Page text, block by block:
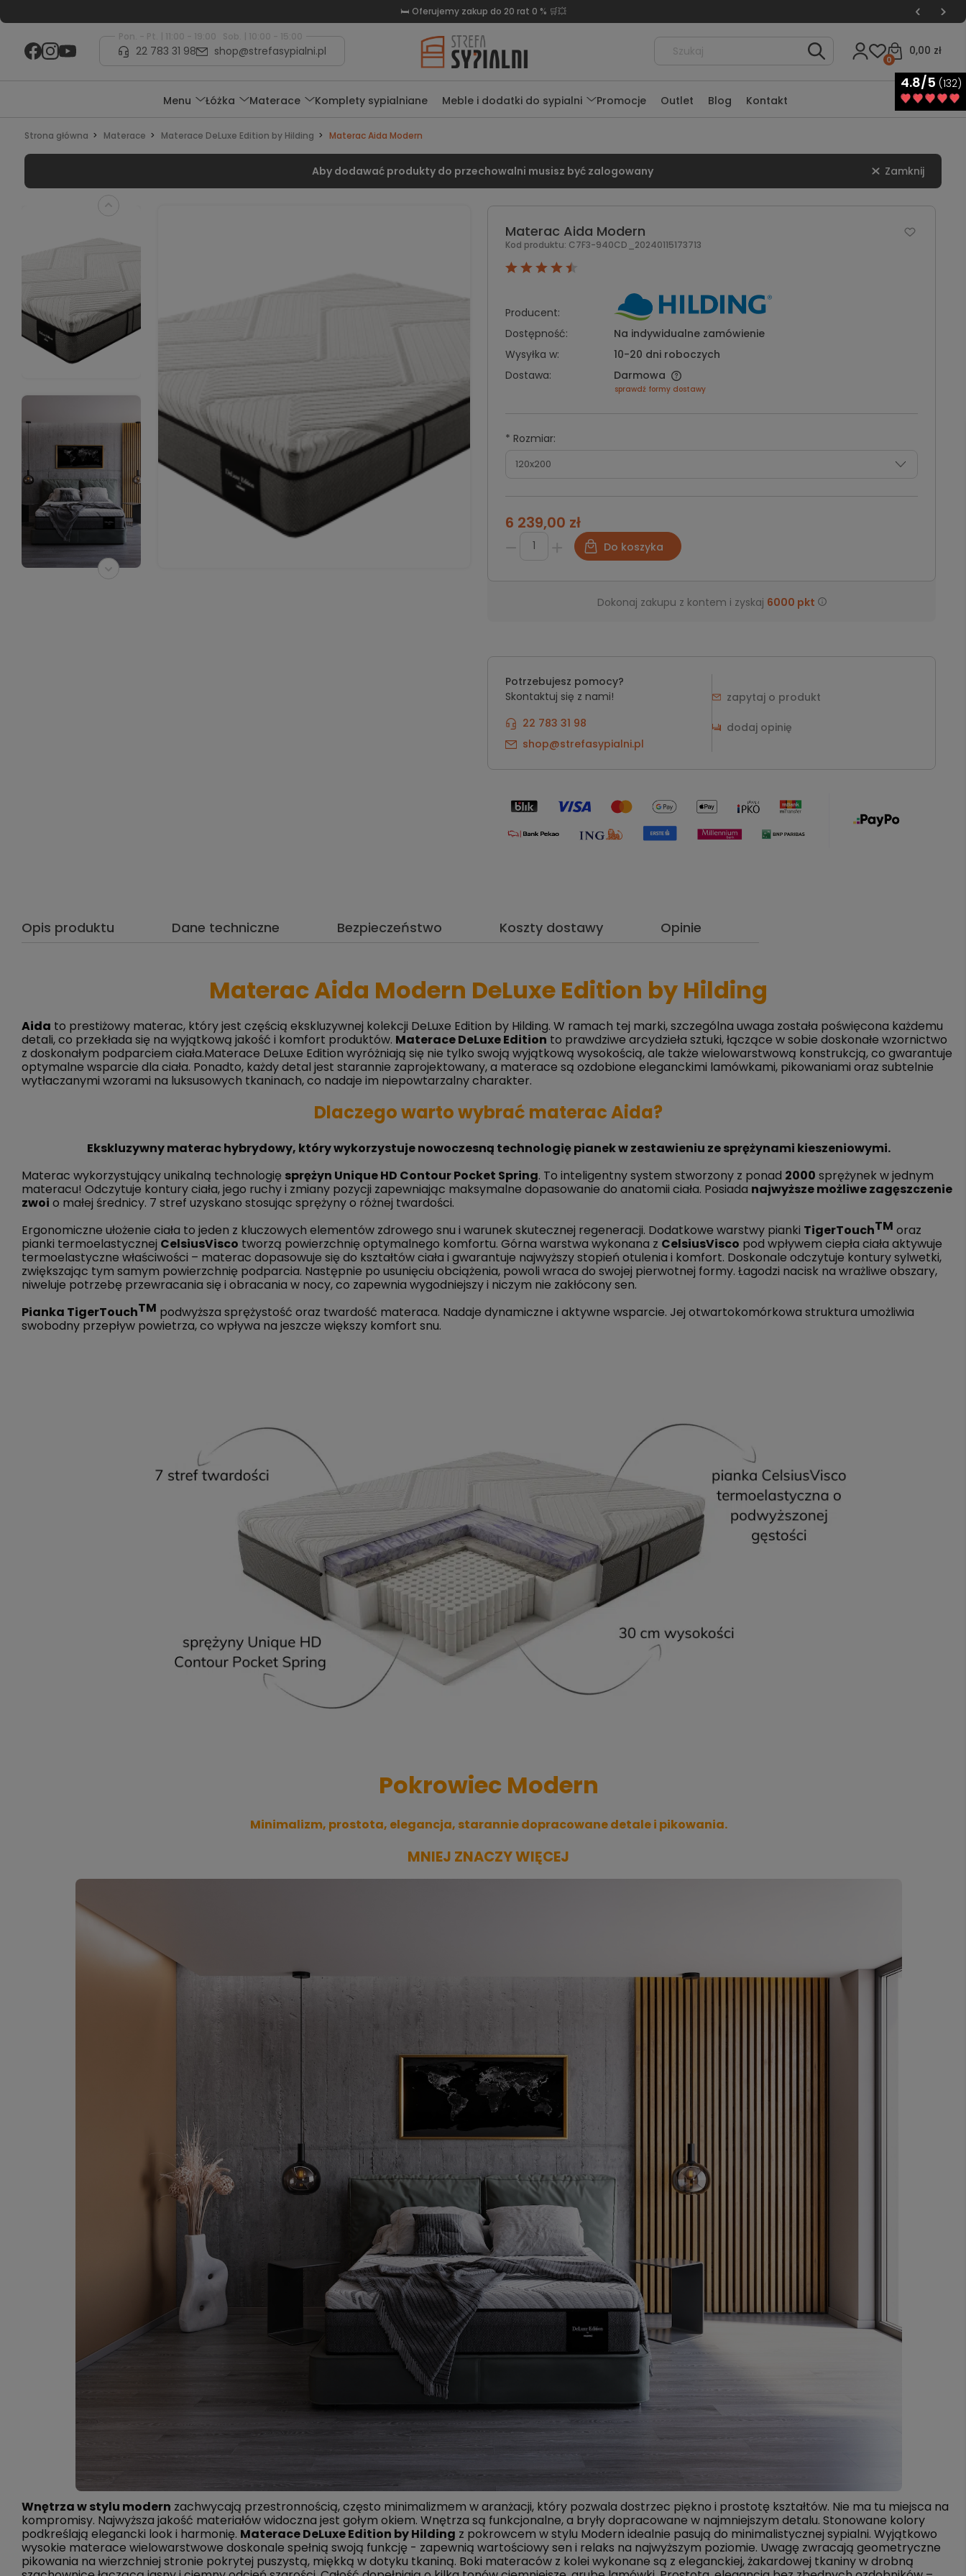
🛏️ Oferujemy zakup do 20 rat 0 % 🛒💥
Pon. - Pt. | 11:00 - 19:00 Sob. | 10:00 - 15:00
22 783 31 98 shop@strefasypialni.pl 0,00 zł
0
Menu Łóżka Materace Komplety sypialniane Meble i dodatki do sypialni Promocje Outlet Blog Kontakt
Strona główna Materace Materace DeLuxe Edition by Hilding Materac Aida Modern
Zamknij
Aby dodawać produkty do przechowalni musisz być zalogowany
Materac Aida Modern
Kod produktu: C7F3-940CD_20240115173713
Producent:
Dostępność:
Na indywidualne zamówienie
Wysyłka w:
10-20 dni roboczych
Dostawa:
Darmowa
sprawdź formy dostawy
* Rozmiar:
6 239,00 zł
Do koszyka
Dokonaj zakupu z kontem i zyskaj 6000 pkt
Potrzebujesz pomocy?
Skontaktuj się z nami!
22 783 31 98
shop@strefasypialni.pl
zapytaj o produkt
dodaj opinię
Opis produktu Dane techniczne Bezpieczeństwo Koszty dostawy Opinie
Materac Aida Modern DeLuxe Edition by Hilding
Aida to prestiżowy materac, który jest częścią ekskluzywnej kolekcji DeLuxe Edition by Hilding. W ramach tej marki, szczególna uwaga została poświęcona każdemu
detali, co przekłada się na wyjątkową jakość i komfort produktów. Materace DeLuxe Edition to prawdziwe arcydzieła sztuki, łączące w sobie doskonałe wzornictwo
z doskonałym podparciem ciała.Materace DeLuxe Edition wyróżniają się nie tylko swoją wyjątkową wysokością, ale także wielowarstwową konstrukcją, co gwarantuje
optymalne wsparcie dla ciała. Ponadto, każdy detal jest starannie zaprojektowany, a materace są ozdobione eleganckimi lamówkami, pikowaniami oraz subtelnie
wytłaczanymi wzorami na luksusowych tkaninach, co nadaje im niepowtarzalny charakter.
Dlaczego warto wybrać materac Aida?
Ekskluzywny materac hybrydowy, który wykorzystuje nowoczesną technologię pianek w zestawieniu ze sprężynami kieszeniowymi.
Materac wykorzystujący unikalną technologię sprężyn Unique HD Contour Pocket Spring. To inteligentny system stworzony z ponad 2000 sprężynek w jednym
materacu! Odczytuje kontury ciała, jego ruchy i zmiany pozycji zapewniając maksymalne dopasowanie do anatomii ciała. Posiada najwyższe możliwe zagęszczenie
zwoi o małej średnicy. 7 stref uzyskano stosując sprężyny o różnej twardości.
Ergonomiczne ułożenie ciała to jeden z kluczowych elementów zdrowego snu i warunek skutecznej regeneracji. Dodatkowe warstwy pianki TigerTouchTM oraz
pianki termoelastycznej CelsiusVisco tworzą powierzchnię optymalnego komfortu. Górna warstwa wykonana z CelsiusVisco pod wpływem ciepła ciała aktywuje
termoelastyczne właściwości – materac dopasowuje się do kształtów ciała i gwarantuje najwyższy stopień otulenia i komfort. Doskonale odczytuje kontury sylwetki,
zwiększając tym samym powierzchnię podparcia. Następnie po usunięciu obciążenia, powoli wraca do swojej pierwotnej formy. Łagodzi nacisk na wrażliwe obszary,
niweluje potrzebę przewracania się i obracania w nocy, co zapewnia wygodniejszy i niczym nie zakłócony sen.
Pianka TigerTouchTM podwyższa sprężystość oraz twardość materaca. Nadaje dynamiczne i aktywne wsparcie. Jej otwartokomórkowa struktura umożliwia
swobodny przepływ powietrza, co wpływa na jeszcze większy komfort snu.
Pokrowiec Modern
Minimalizm, prostota, elegancja, starannie dopracowane detale i pikowania.
MNIEJ ZNACZY WIĘCEJ
Wnętrza w stylu modern zachwycają przestronnością, często minimalizmem w aranżacji, który pozwala dostrzec piękno i prostotę kształtów. Nie ma tu miejsca na
kompromisy. Najwyższa jakość materiałów widoczna jest gołym okiem. Wnętrza są funkcjonalne, a bryły dopracowane w najmniejszym detalu. Stonowane kolory
podkreślają elegancki look i harmonię. Materace DeLuxe Edition by Hilding z pokrowcem w stylu Modern idealnie pasują do minimalistycznej sypialni. Wyjątkowo
wysokie materace wielowarstwowe doskonale spełnią swoją funkcję - zapewnią wartościowy sen i relaks na najwyższym poziomie. Uwagę zwracają geometryczne
pikowania na wierzchniej stronie pokrytej puszystą, miękką w dotyku tkaniną. Boki materaców z kolei wykonane są z eleganckiej, żakardowej tkaniny w drobną
4.8/5 (132)